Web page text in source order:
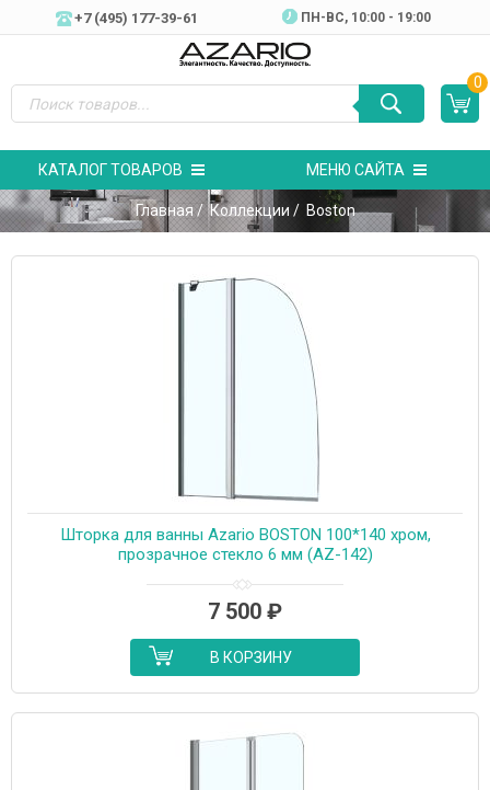
+7 (495) 177-39-61 ПН-ВC, 10:00 - 19:00
0
КАТАЛОГ ТОВАРОВ МЕНЮ САЙТА
Главная/Коллекции / Boston
Шторка для ванны Azario BOSTON 100*140 хром,
прозрачное стекло 6 мм (AZ-142)
7 500 ₽
В КОРЗИНУ